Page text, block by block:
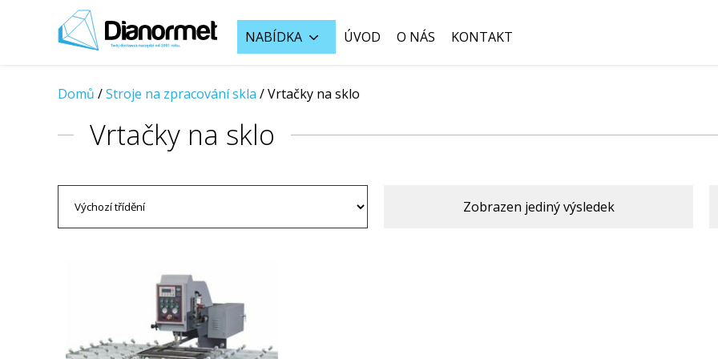
NABÍDKA ÚVOD O NÁS KONTAKT
Domů /Stroje na zpracování skla /Vrtačky na sklo
Vrtačky na sklo
Zobrazen jediný výsledek